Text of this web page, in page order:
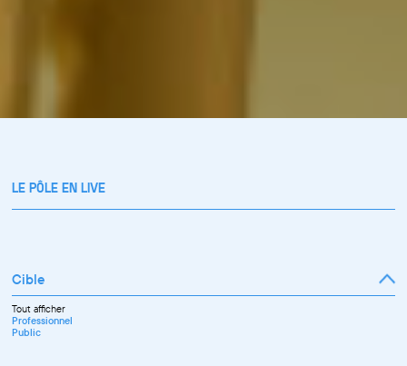
LE PÔLE EN LIVE
Cible
Tout afficher
Professionnel
Public